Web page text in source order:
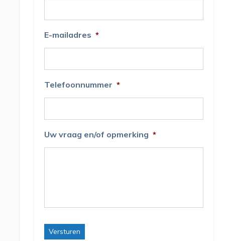
E-mailadres *
Telefoonnummer *
Uw vraag en/of opmerking *
Versturen